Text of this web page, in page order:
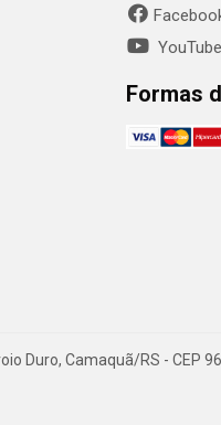
YouTube
Formas
Duro, Camaquã/RS - CEP